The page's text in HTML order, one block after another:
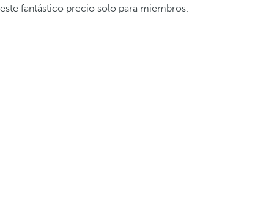
este fantástico precio solo para miembros.